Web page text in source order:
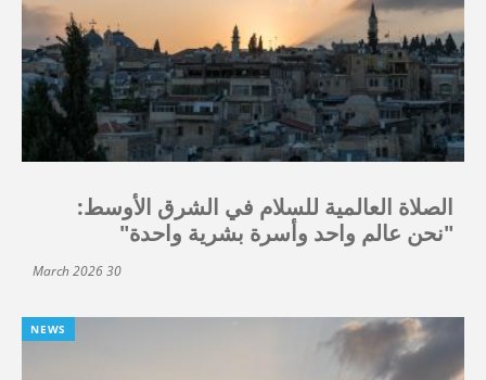
الصلاة العالمية للسلام في الشرق الأوسط:
"نحن عالم واحد وأسرة بشرية واحدة"
30 March 2026
NEWS